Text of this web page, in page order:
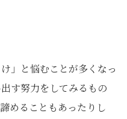
」と悩むことが多くなっ
す努⼒をしてみるもの
めることもあったりし